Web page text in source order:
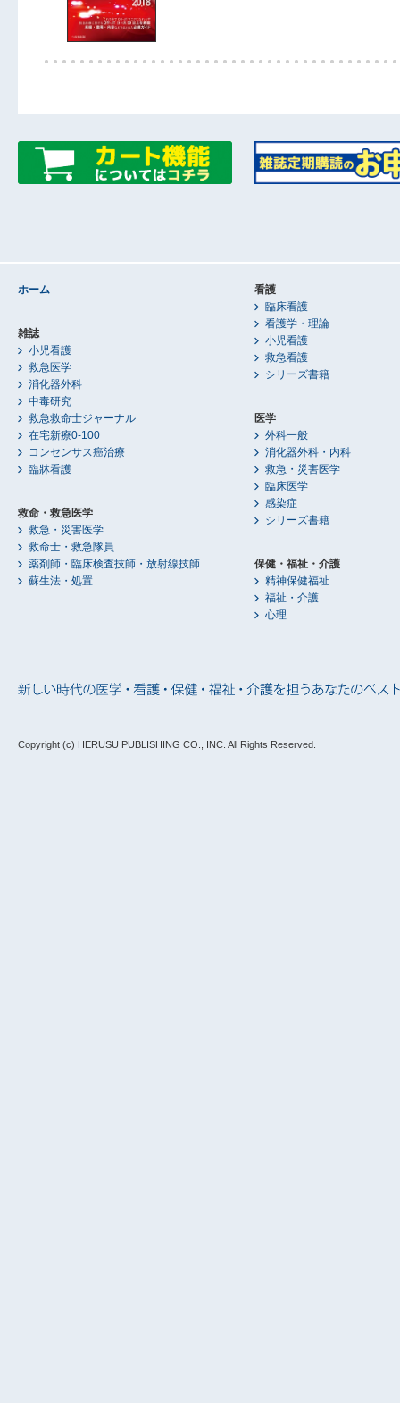
ホーム
雑誌
小児看護
救急医学
消化器外科
中毒研究
救急救命士ジャーナル
在宅新療0-100
コンセンサス癌治療
臨牀看護
救命・救急医学
救急・災害医学
救命士・救急隊員
薬剤師・臨床検査技師・放射線技師
蘇生法・処置
看護
臨床看護
看護学・理論
小児看護
救急看護
シリーズ書籍
医学
外科一般
消化器外科・内科
救急・災害医学
臨床医学
感染症
シリーズ書籍
保健・福祉・介護
精神保健福祉
福祉・介護
心理
Copyright (c) HERUSU PUBLISHING CO., INC. All Rights Reserved.